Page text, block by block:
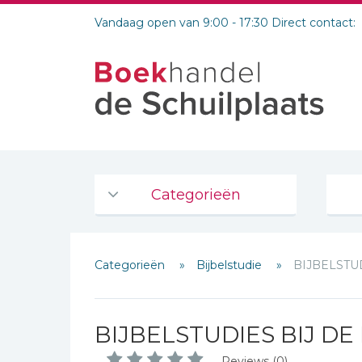
Vandaag open van 9:00 - 17:30 Direct contact:
Categorieën
De Bijbel
Bijbelse Dagboeken 2026
Bijbelstudie groepen
Categorieën Bijbelstudie
BIJBELSTUDIES BIJ DE